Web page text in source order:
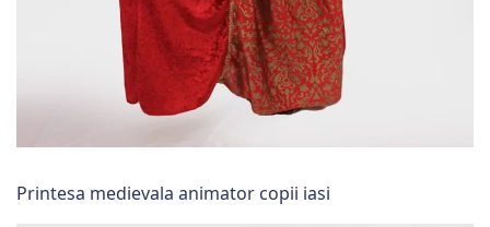
Printesa medievala animator copii iasi